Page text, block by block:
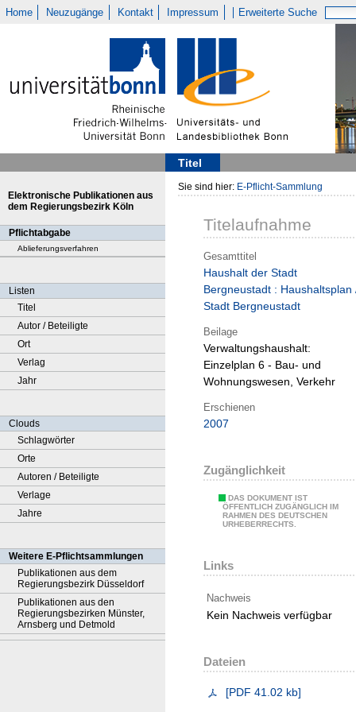
Home Neuzugänge Kontakt Impressum Erweiterte Suche
Titel
Elektronische Publikationen aus
dem Regierungsbezirk Köln
Pflichtabgabe
Ablieferungsverfahren
Listen
Titel
Autor / Beteiligte
Ort
Verlag
Jahr
Clouds
Schlagwörter
Orte
Autoren / Beteiligte
Verlage
Jahre
Weitere E-Pflichtsammlungen
Publikationen aus dem
Regierungsbezirk Düsseldorf
Publikationen aus den
Regierungsbezirken Münster,
Arnsberg und Detmold
Sie sind hier: E-Pflicht-Sammlung
Titelaufnahme
Gesamttitel
Haushalt der Stadt
Bergneustadt : Haushaltsplan
Stadt Bergneustadt
Beilage
Verwaltungshaushalt:
Einzelplan 6 - Bau- und
Wohnungswesen, Verkehr
Erschienen
2007
Zugänglichkeit
DAS DOKUMENT IST
ÖFFENTLICH ZUGÄNGLICH IM
RAHMEN DES DEUTSCHEN
URHEBERRECHTS.
Links
Nachweis
Kein Nachweis verfügbar
Dateien
[PDF 41.02 kb]